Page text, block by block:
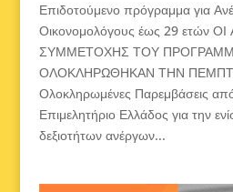
Επιδοτούμενο πρόγραμμα για
Οικονομολόγους έως 29 ετών ΟΙ
ΣΥΜΜΕΤΟΧΗΣ ΤΟΥ
ΟΛΟΚΛΗΡΩΘΗΚΑΝ ΤΗΝ
Ολοκληρωμένες Παρεμβάσεις
Επιμελητήριο Ελλάδος για την
δεξιοτήτων ανέργων...